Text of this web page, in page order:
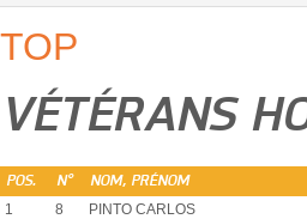
TOP
VÉTÉRANS
POS. N° NOM, PRÉNOM
1 8 PINTO CARLOS